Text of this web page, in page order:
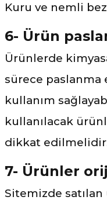
Kuru ve nemli
6- Ürün
Ürünlerde
sürece paslanma
kullanım
kullanılacak
dikkat
7- Ürünler
Sitemizde